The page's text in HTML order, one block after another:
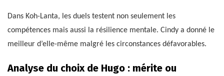
Dans Koh-Lanta, les duels testent non seulement les
compétences mais aussi la résilience mentale. Cindy a donné le
meilleur d’elle-même malgré les circonstances défavorables.
Analyse du choix de Hugo : mérite ou